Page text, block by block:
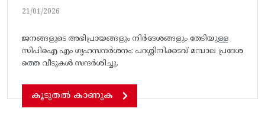
21/01/2026
ജനങ്ങളുടെ അഭിപ്രായങ്ങളും നിർദേശങ്ങളും തേടിയുള്ള
സിപിഐ എം ഗൃഹസന്ദർശനം: പറശ്ശിനിക്കടവ് മമ്പാല പ്രദേശ
ത്തെ വീടുകൾ സന്ദർശിച്ചു.
കൂടുതൽ കാണുക